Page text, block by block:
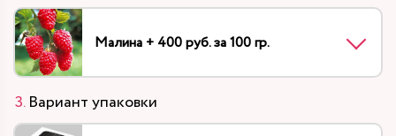
Малина + 400 руб. за 100 гр.
Вариант упаковки